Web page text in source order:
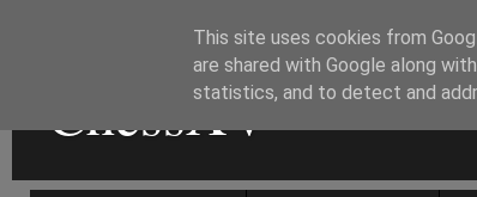
ChessXV
This site uses cookies from
are shared with Google along
statistics, and to detect and